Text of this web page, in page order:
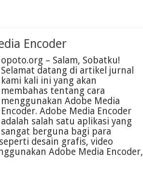
Encoder
opoto.org – Salam, Sobatku!
Selamat datang di artikel jurnal
kami kali ini yang akan
membahas tentang cara
menggunakan Adobe Media
Encoder. Adobe Media Encoder
adalah salah satu aplikasi yang
sangat berguna bagi para
desain grafis, video
Adobe Media Encoder,